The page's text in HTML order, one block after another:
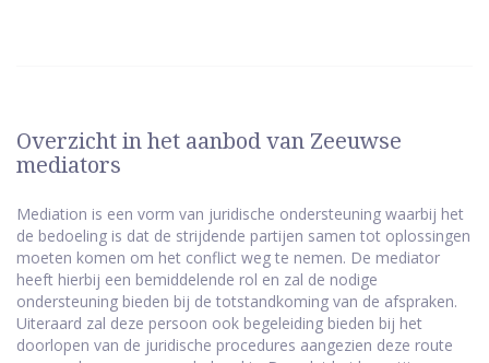
Overzicht in het aanbod van Zeeuwse
mediators
Mediation is een vorm van juridische ondersteuning waarbij het
de bedoeling is dat de strijdende partijen samen tot oplossingen
moeten komen om het conflict weg te nemen. De mediator
heeft hierbij een bemiddelende rol en zal de nodige
ondersteuning bieden bij de totstandkoming van de afspraken.
Uiteraard zal deze persoon ook begeleiding bieden bij het
doorlopen van de juridische procedures aangezien deze route